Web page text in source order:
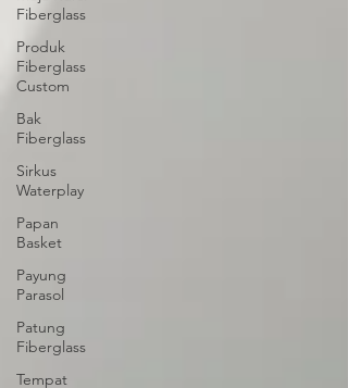
Fiberglass
Produk
Fiberglass
Custom
Bak
Fiberglass
Sirkus
Waterplay
Papan
Basket
Payung
Parasol
Patung
Fiberglass
Tempat